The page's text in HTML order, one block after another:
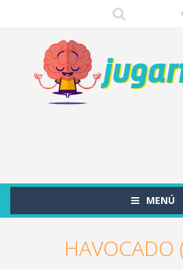
MENÚ
HAVOCADO